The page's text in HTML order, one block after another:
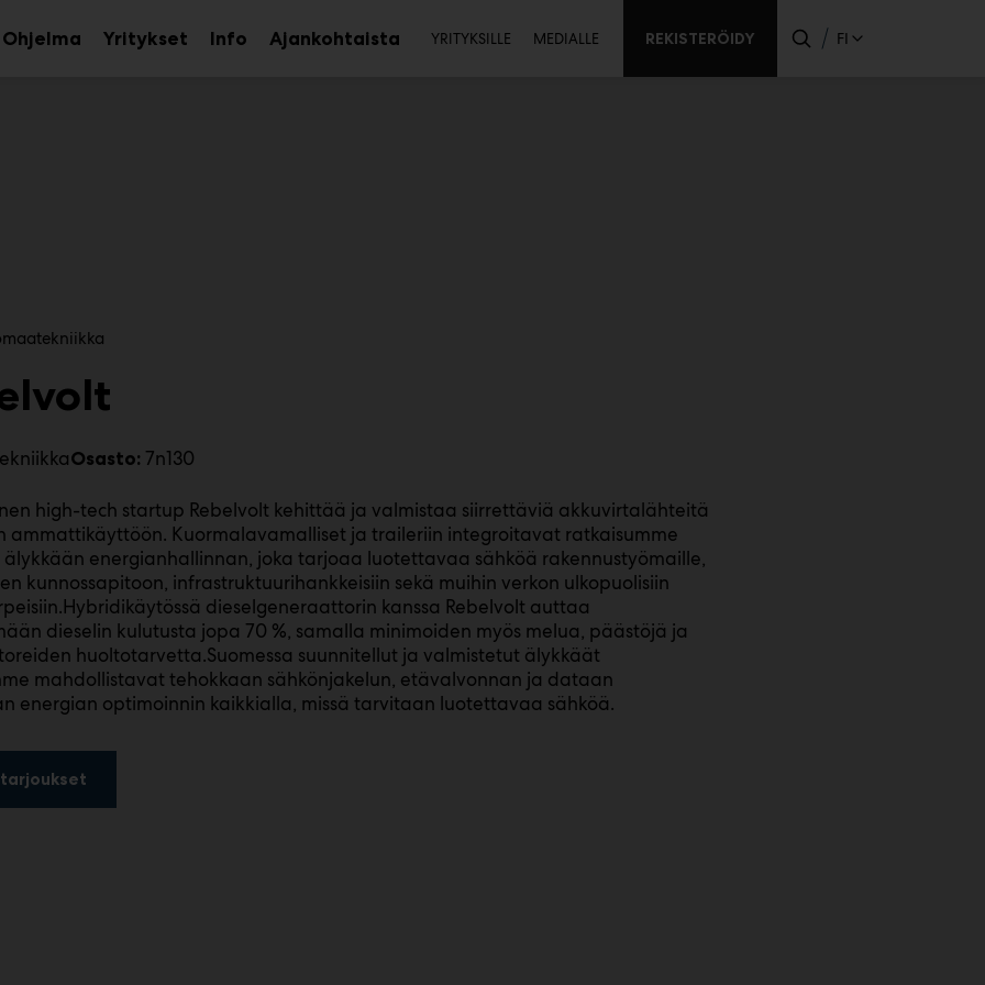
Ohjelma YrityksetAvaaInfoAvaaAjankohtaista Toissijainen
YRITYKSILLE MEDIALLE REKISTERÖIDY FI
Osasto: 7n130
high-tech startup Rebelvolt kehittää ja valmistaa siirrettäviä akkuvirtalähteitä
ammattikäyttöön. Kuormalavamalliset ja traileriin integroitavat ratkaisumme
älykkään energianhallinnan, joka tarjoaa luotettavaa sähköä rakennustyömaille,
kunnossapitoon, infrastruktuurihankkeisiin sekä muihin verkon ulkopuolisiin
dieselgeneraattorin kanssa Rebelvolt auttaa
dieselin kulutusta jopa 70 %, samalla minimoiden myös melua, päästöjä ja
huoltotarvetta.Suomessa suunnitellut ja valmistetut älykkäät
mahdollistavat tehokkaan sähkönjakelun, etävalvonnan ja dataan
energian optimoinnin kaikkialla, missä tarvitaan luotettavaa sähköä.